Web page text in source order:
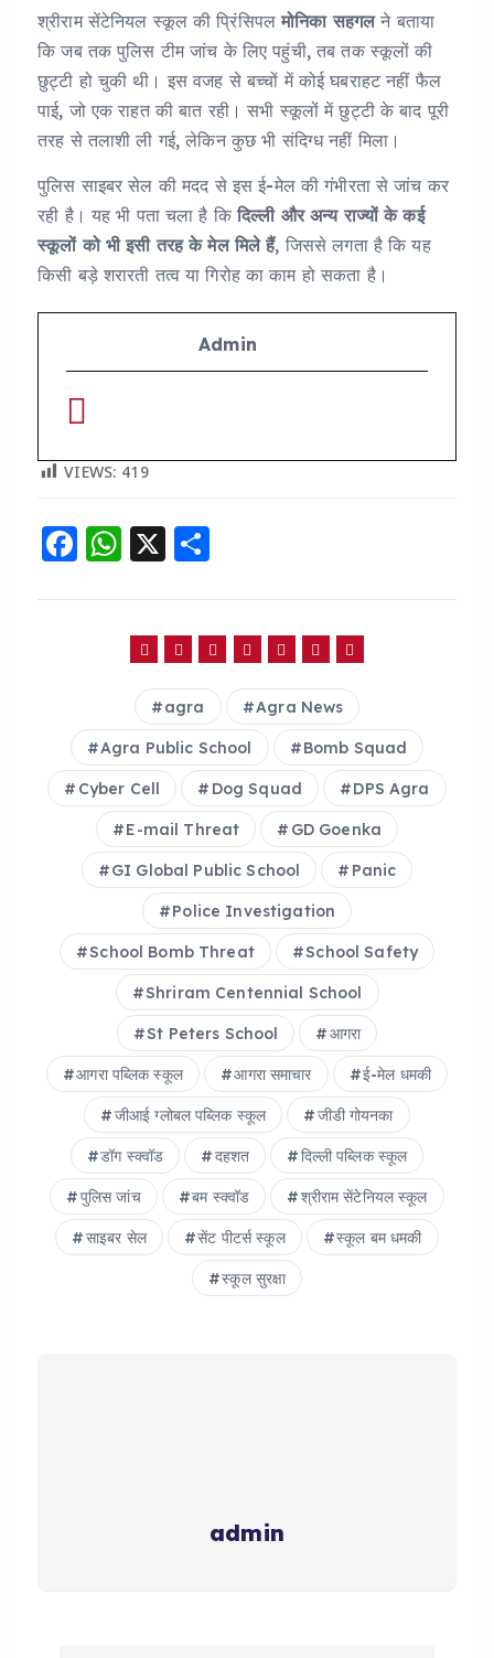
श्रीराम सेंटेनियल स्कूल की प्रिंसिपलमोनिका सहगलने बताया
कि जब तक पुलिस टीम जांच के लिए पहुंची, तब तक स्कूलों की
छुट्टी हो चुकी थी। इस वजह से बच्चों में कोई घबराहट नहीं फैल
पाई, जो एक राहत की बात रही। सभी स्कूलों में छुट्टी के बाद पूरी
तरह से तलाशी ली गई, लेकिन कुछ भी संदिग्ध नहीं मिला।
पुलिस साइबर सेल की मदद से इस ई-मेल की गंभीरता से जांच कर
रही है। यह भी पता चला है किदिल्ली और अन्य राज्यों के कई
स्कूलों को भी इसी तरह के मेल मिले हैं, जिससे लगता है कि यह
किसी बड़े शरारती तत्व या गिरोह का काम हो सकता है।
Admin
VIEWS: 419
F
c
o
o
k
W
a
ts
A
p
p
X
a
re
agra Agra News
Agra Public School Bomb Squad
Cyber Cell Dog Squad DPS Agra
E-mail Threat GD Goenka
GI Global Public School Panic
Police Investigation
School Bomb Threat School Safety
Shriram Centennial School
St Peters School आगरा
आगरा पब्लिक स्कूल आगरा समाचार ई-मेल धमकी
जीआई ग्लोबल पब्लिक स्कूल जीडी गोयनका
डॉग स्क्वॉड दहशत दिल्ली पब्लिक स्कूल
पुलिस जांच बम स्क्वॉड श्रीराम सेंटेनियल स्कूल
साइबर सेल सेंट पीटर्स स्कूल स्कूल बम धमकी
स्कूल सुरक्षा
admin